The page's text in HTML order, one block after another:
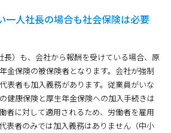
一人社長の場合も社会保険は必要
長）も、会社から報酬を受けている場合、原
金保険の被保険者となります。会社が強制
表者も加入義務があります。従業員がいな
健康保険と厚生年金保険への加入手続きは
者に対して適用されるため、労働者を雇用
表者のみでは加入義務はありません（中小